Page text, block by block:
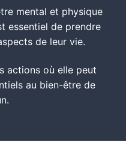
mental et physique
essentiel de prendre
de leur vie.
actions où elle peut
au bien-être de